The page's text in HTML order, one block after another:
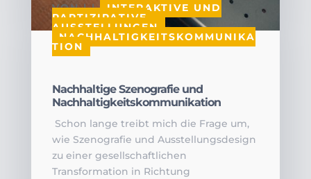
VON|| INTERAKTIVE UND
PARTIZIPATIVE
AUSSTELLUNGEN ,
NACHHALTIGKEITSKOMMUNIKA
TION
Nachhaltige Szenografie und
Nachhaltigkeitskommunikation
Schon lange treibt mich die Frage um,
wie Szenografie und Ausstellungsdesign
zu einer gesellschaftlichen
Transformation in Richtung